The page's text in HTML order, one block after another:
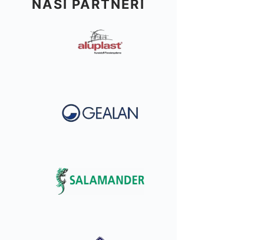
NAŠI PARTNERI